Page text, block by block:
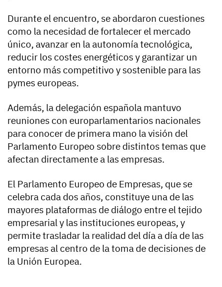
Durante el encuentro, se abordaron cuestiones
como la necesidad de fortalecer el mercado
único, avanzar en la autonomía tecnológica,
reducir los costes energéticos y garantizar un
entorno más competitivo y sostenible para las
pymes europeas.
Además, la delegación española mantuvo
reuniones con europarlamentarios nacionales
para conocer de primera mano la visión del
Parlamento Europeo sobre distintos temas que
afectan directamente a las empresas.
El Parlamento Europeo de Empresas, que se
celebra cada dos años, constituye una de las
mayores plataformas de diálogo entre el tejido
empresarial y las instituciones europeas, y
permite trasladar la realidad del día a día de las
empresas al centro de la toma de decisiones de
la Unión Europea.